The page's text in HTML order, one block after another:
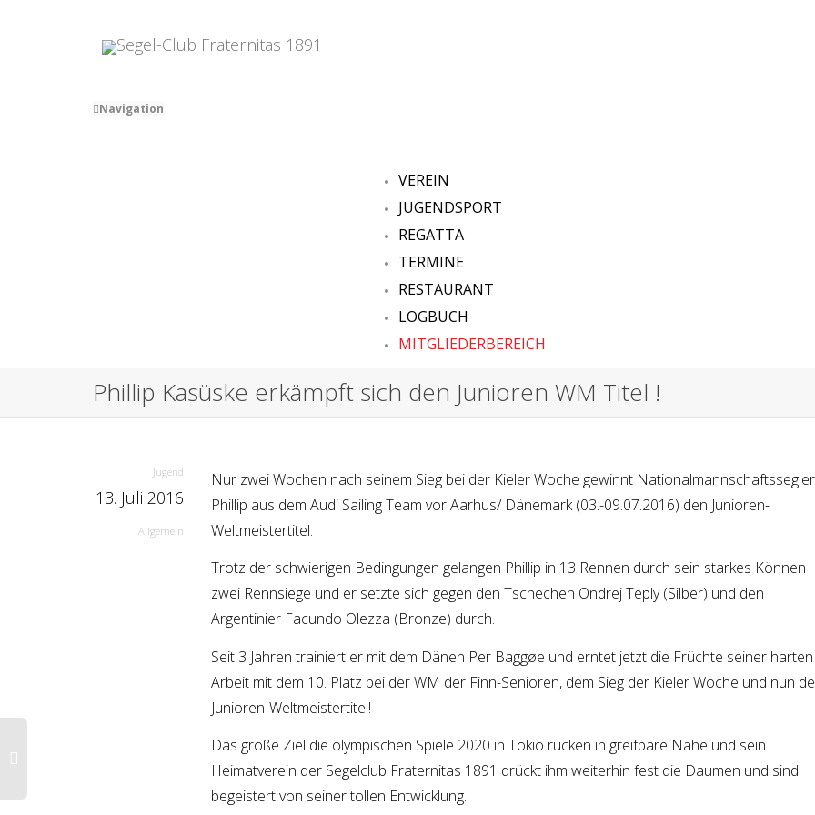
Navigation
VEREIN
JUGENDSPORT
REGATTA
TERMINE
RESTAURANT
LOGBUCH
MITGLIEDERBEREICH
Phillip Kasüske erkämpft sich den Junioren WM Titel !
Jugend
13. Juli 2016
Allgemein
Nur zwei Wochen nach seinem Sieg bei der Kieler Woche gewinnt Nationalmannschaftssegler
Phillip aus dem Audi Sailing Team vor Aarhus/ Dänemark (03.-09.07.2016) den Junioren-
Weltmeistertitel.
Trotz der schwierigen Bedingungen gelangen Phillip in 13 Rennen durch sein starkes Können
zwei Rennsiege und er setzte sich gegen den Tschechen Ondrej Teply (Silber) und den
Argentinier Facundo Olezza (Bronze) durch.
Seit 3 Jahren trainiert er mit dem Dänen Per Baggøe und erntet jetzt die Früchte seiner harten
Arbeit mit dem 10. Platz bei der WM der Finn-Senioren, dem Sieg der Kieler Woche und nun
Junioren-Weltmeistertitel!
Das große Ziel die olympischen Spiele 2020 in Tokio rücken in greifbare Nähe und sein
Heimatverein der Segelclub Fraternitas 1891 drückt ihm weiterhin fest die Daumen und sind
begeistert von seiner tollen Entwicklung.